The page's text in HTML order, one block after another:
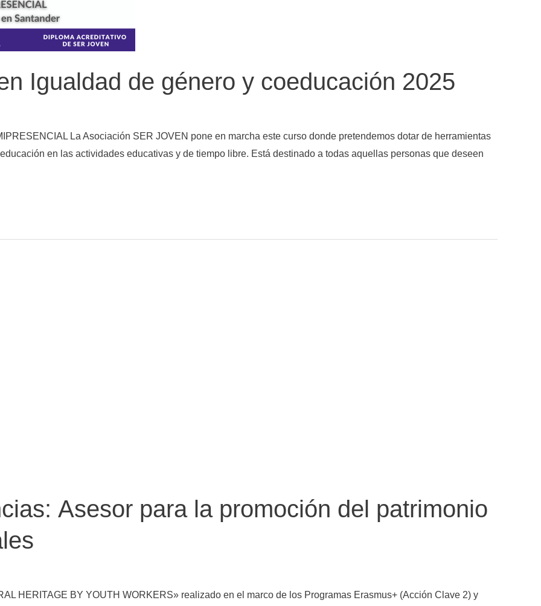
Igualdad de género y coeducación 2025
La Asociación SER JOVEN pone en marcha este curso donde pretendemos dotar de herramientas
en las actividades educativas y de tiempo libre. Está destinado a todas aquellas personas que deseen
Asesor para la promoción del patrimonio
HERITAGE BY YOUTH WORKERS» realizado en el marco de los Programas Erasmus+ (Acción Clave 2) y